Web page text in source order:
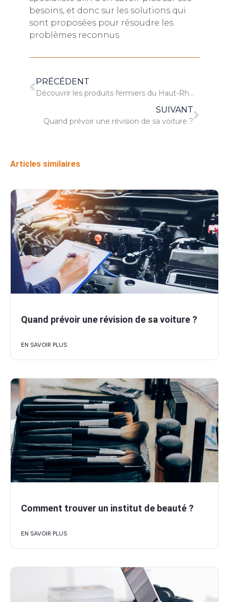
besoins, et donc sur les solutions qui
sont proposées pour résoudre les
problèmes reconnus.
PRÉCÉDENT
Découvrir les produits fermiers du Haut-Rhin
SUIVANT
Quand prévoir une révision de sa voiture ?
Articles similaires
Quand prévoir une révision de sa voiture ?
EN SAVOIR PLUS
Comment trouver un institut de beauté ?
EN SAVOIR PLUS